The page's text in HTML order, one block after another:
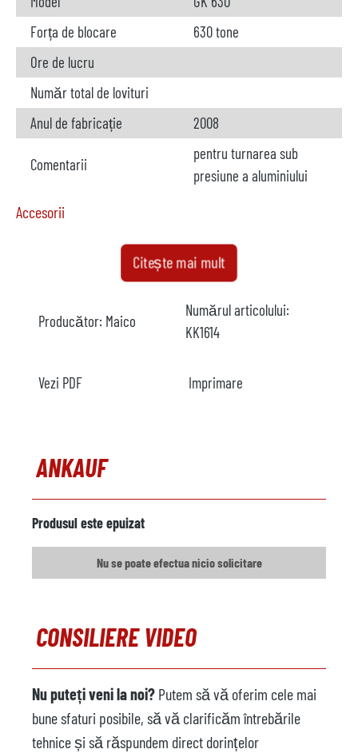
Forța de blocare
630 tone
Ore de lucru
Număr total de lovituri
Anul de fabricație
2008
Comentarii
pentru turnarea sub
presiune a aluminiului
Accesorii
nu este disponibil
Model
Încălzire
Producător
Anul
Mașină de pulverizare
nu este disponibil
Model
Anul
Robot de turnătorie
nu este disponibil
Producător
Citește mai mult
Producător: Maico
Numărul articolului:
KK1614
Vezi PDF Imprimare
ANKAUF
Produsul este epuizat
Nu se poate efectua nicio solicitare
CONSILIERE VIDEO
Nu puteți veni la noi? Putem să vă oferim cele mai
bune sfaturi posibile, să vă clarificăm întrebările
tehnice și să răspundem direct dorințelor